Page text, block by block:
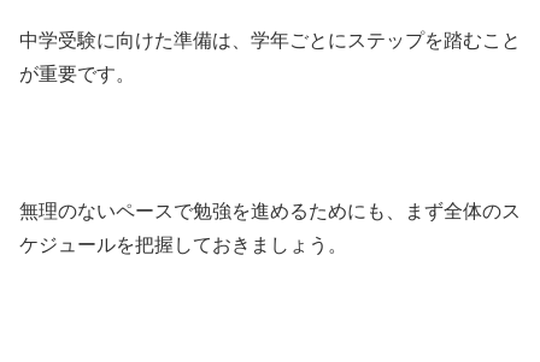
中学受験に向けた準備は、学年ごとにステップを踏むこと
が重要です。
無理のないペースで勉強を進めるためにも、まず全体のス
ケジュールを把握しておきましょう。